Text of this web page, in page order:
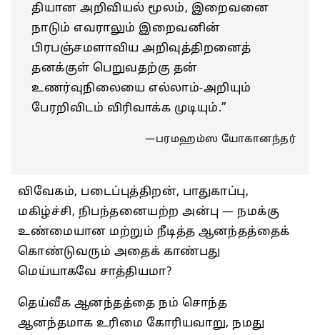
தியான அறிவியல் மூலம், இறைவனை
நாடும் எவராலும் இறைவனின்
பிரபஞ்சமளாவிய அறிவுத்திறனைத்
தனக்குள் பெறுவதற்கு தன்
உணர்வுநிலையை எல்லாம்-அறியும்
பேரறிவிடம் விரிவாக்க முடியும்.”
—பரமஹம்ஸ யோகானந்தர்
விவேகம், படைப்புத்திறன், பாதுகாப்பு,
மகிழ்ச்சி, நிபந்தனையற்ற அன்பு — நமக்கு
உண்மையான மற்றும் நீடித்த ஆனந்தத்தைக்
கொண்டுவரும் அதைக் காண்பது
மெய்யாகவே சாத்தியமா?
தெய்வீக ஆனந்தத்தை நம் சொந்த
ஆனந்தமாக உரிமை கோரியவாறு, நமது